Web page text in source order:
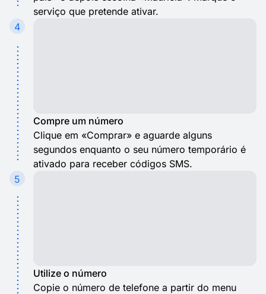
serviço que pretende ativar.
4
Compre um número
Clique em «Comprar» e aguarde alguns
segundos enquanto o seu número temporário é
ativado para receber códigos SMS.
5
Utilize o número
Copie o número de telefone a partir do menu